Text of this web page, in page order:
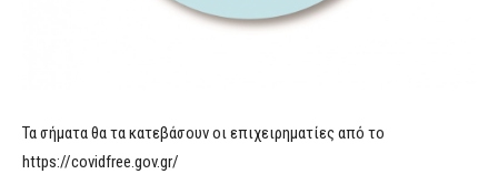
Τα σήματα θα τα κατεβάσουν οι επιχειρηματίες από το
https://covidfree.gov.gr/